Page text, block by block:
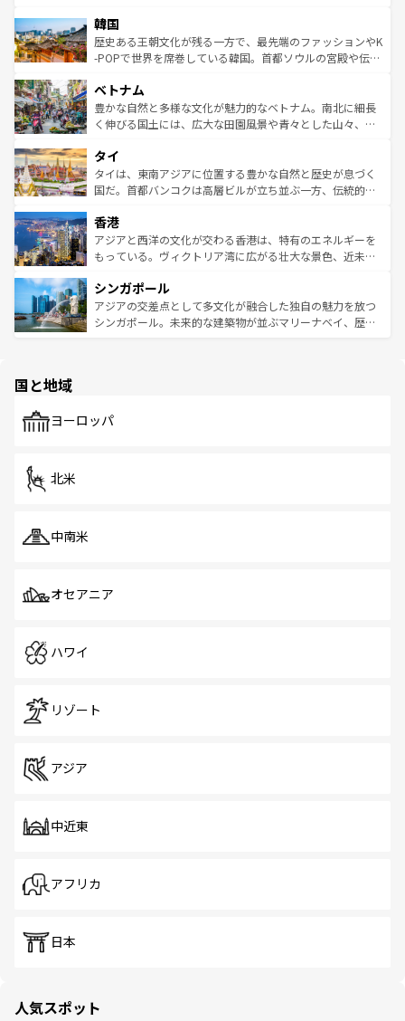
はコンテンツ一覧
いる。アクティビティも充実しており、サーフィンやダイ
ビング、ハイキングなど、アウトドア好きにはたまらな
い。オーストラリアの多彩な魅力を存分に味わいつくそ
参照してほしい。
ン）、静ひつな山岳地帯である台湾東部など、都市の喧騒
と山間の静けさが共存しており、訪れる人に新しい発見と
驚きをもたらしてくれる。また、奥深い台湾の食文化も魅
容にもいいと評判のスイーツなど、バラエティ豊かな料理
が味わえる。 なお、新着の台湾情報は コンテンツ一覧を参
照してほしい。
韓国
歴史ある王朝文化が残る一方で、最先端のファッションやK
-POPで世界を席巻している韓国。首都ソウルの宮殿や伝統
き、地方に足を延ばせば四季折々の自然美を楽しむことが
できる。そして、キムチや焼肉、絶品のストリートフード
まで、さまざまな韓国料理が待っている。夜には、韓国な
リティに包まれながら、韓国の多彩な魅力を心ゆくまで味
わってみてほしい。 なお、新着の韓国情報はコンテンツ一
覧を参照してほしい。
ベトナム
豊かな自然と多様な文化が魅力的なベトナム。南北に細長
く伸びる国土には、広大な田園風景や青々とした山々、世
急速な発展と共に伝統が息づく。ハノイの古い町並みやホ
ーチミン市のフランス統治時代の建物も、独特の雰囲気を
醸し出している。また、バラエティの豊かさとおいしさで
とつ。フォーやバインミー、ベトナムコーヒーなどは、ぜ
ひ現地で味わいたい。どの地域を訪れてもあたたかい人々
が旅行者を迎えてくれるので、きっと忘れられない旅にな
参照してほしい。
タイ
タイは、東南アジアに位置する豊かな自然と歴史が息づく
国だ。首都バンコクは高層ビルが立ち並ぶ一方、伝統的な
の活気が交差している。北部ではチェンマイなどの山岳地
帯で自然と触れ合い、南部ではプーケットやクラビの美し
いビーチでリゾート気分を楽しむことができる。タイ料理
激する。気候は一年中温暖で、どの季節にも異なる楽しみ
が待っている。親しみやすいタイの人々、仏教を中心とし
た文化、そして多様な観光資源が、訪れる旅人を魅了し続
香港
アジアと西洋の文化が交わる香港は、特有のエネルギーを
もっている。ヴィクトリア湾に広がる壮大な景色、近未来
み、どこを訪れても感動するはず。観光スポットが密集し
ており、効率よく見どころを回れるのも魅力。息をのむよ
うな絶景から文化的な体験まで、香港を存分に楽しみ尽く
シンガポール
アジアの交差点として多文化が融合した独自の魅力を放つ
シンガポール。未来的な建築物が並ぶマリーナベイ、歴史
で、ホーカーズは地元の風情を楽しめる外せないスポット
国と地域
ヨーロッパ
北米
中南米
オセアニア
ハワイ
リゾート
アジア
中近東
アフリカ
日本
人気スポット